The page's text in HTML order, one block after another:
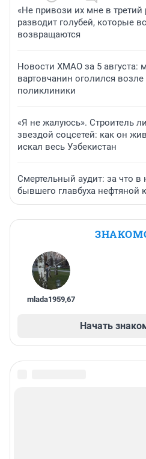
«Не привози их мне в третий
разводит голубей, которые
возвращаются
Новости ХМАО за 5 августа:
вартовчанин оголился
поликлиники
«Я не жалуюсь». Строитель
звездой соцсетей: как он
искал весь Узбекистан
Смертельный аудит: за что в
бывшего главбуха
mlada1959,67
Начать